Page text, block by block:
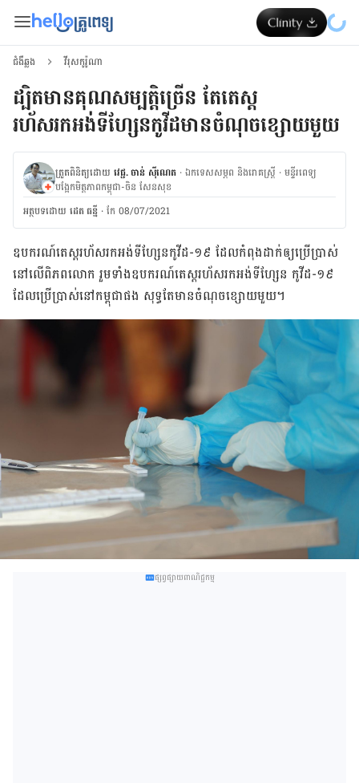
ជំងឺឆ្លង វីរុសកូរ៉ូណា
ដ្បិតមានគុណសម្បត្តិច្រើន តែតេស្ត
រហ័សរកអង់ទីហ្សែនកូវីដមានចំណុចខ្សោយមួយ
ត្រួតពិនិត្យដោយ វេជ្ជ. ចាន់ ស៊ីណេត ·ឯកទេសសម្ភព និងរោគស្ត្រី ·ម​ន្ទីរពេទ្យ
បង្អែកមិត្តភាពកម្ពុជា-ចិន សែនសុខ
អត្ថបទ​ដោយ ដេត ធន្នី ·កែ 08/07/2021
ឧបករណ៍​តេស្ត​រហ័ស​រក​អង់ទីហ្សែនកូវីដ-១៩ ដែល​កំពុង​ដាក់​ឲ្យ​ប្រើ​ប្រាស់​
នៅ​លើ​ពិភព​លោក រួម​ទាំង​ឧបករណ៍​តេស្ត​រហ័ស​រកអង់ទីហ្សែន កូវីដ-១៩
ដែល​ប្រើប្រាស់​នៅ​កម្ពុជា​ផង សុទ្ធ​តែ​មាន​ចំណុច​ខ្សោយមួយ។
ផ្សព្វផ្សាយពាណិជ្ជកម្ម